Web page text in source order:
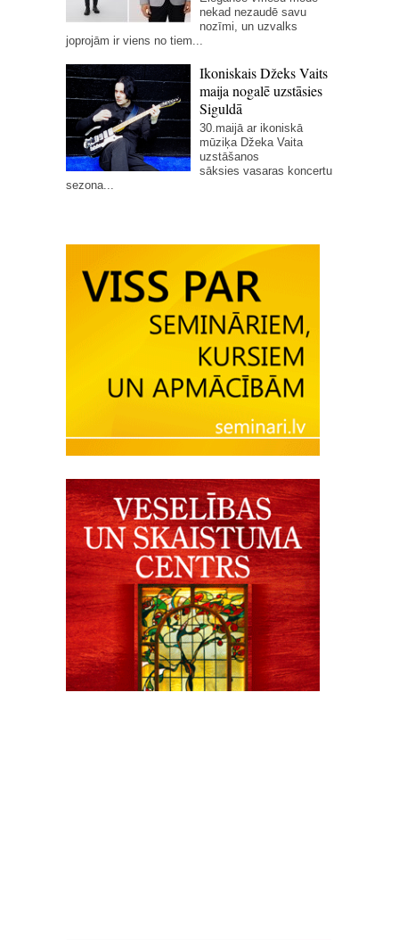
nekad nezaudē savu
nozīmi, un uzvalks
joprojām ir viens no tiem...
Ikoniskais Džeks Vaits
maija nogalē uzstāsies
Siguldā
30.maijā ar ikoniskā
mūziķa Džeka Vaita
uzstāšanos
sāksies vasaras koncertu
sezona...